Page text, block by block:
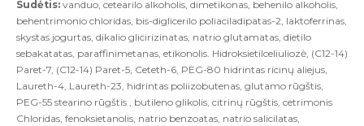
Sudėtis: vanduo, cetearilo alkoholis, dimetikonas, behenilo alkoholis,
behentrimonio chloridas, bis-diglicerilo poliaciladipatas-2, laktoferrinas,
skystas jogurtas, dikalio glicirizinatas, natrio glutamatas, dietilo
sebakatatas, paraffinimetanas, etikonolis. Hidroksietilceliuliozė, (C12-14)
Paret-7, (C12-14) Paret-5, Ceteth-6, PEG-80 hidrintas ricinų aliejus,
Laureth-4, Laureth-23, hidrintas poliizobutenas, glutamo rūgštis,
PEG-55 stearino rūgštis , butileno glikolis, citrinų rūgštis, cetrimonis
Chloridas, fenoksietanolis, natrio benzoatas, natrio salicilatas,